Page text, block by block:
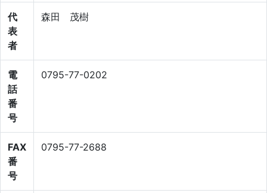
代
表
者
森田 茂樹
電
話
番
号
0795-77-0202
FAX
番
号
0795-77-2688